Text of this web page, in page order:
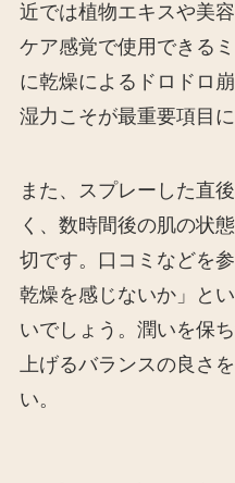
近では植物エキスや美
ケア感覚で使用できる
に乾燥によるドロドロ
湿力こそが最重要項目に
また、スプレーした直
く、数時間後の肌の状
切です。口コミなどを
乾燥を感じないか」と
いでしょう。潤いを保
上げるバランスの良さ
い。